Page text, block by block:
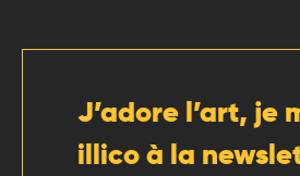
J’adore l’art, je
illico à la